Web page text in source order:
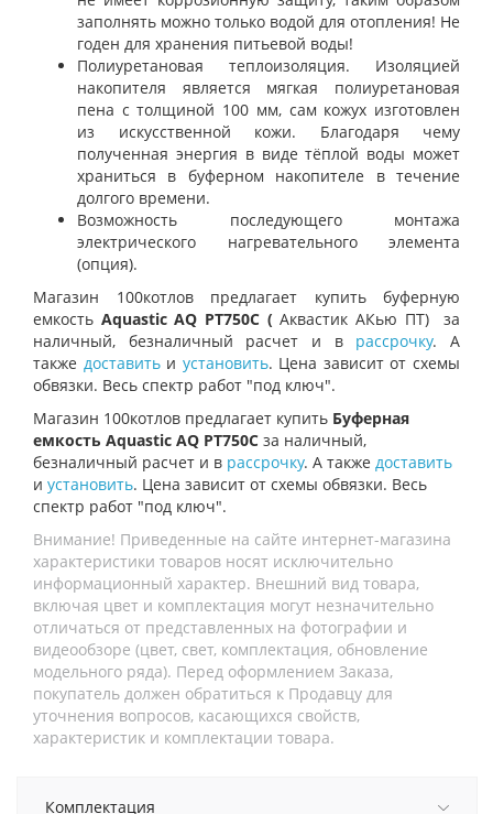
заполнять можно только водой для отопления! Не
годен для хранения питьевой воды!
Полиуретановая теплоизоляция. Изоляцией
накопителя является мягкая полиуретановая
пена с толщиной 100 мм, сам кожух изготовлен
из искусственной кожи. Благодаря чему
полученная энергия в виде тёплой воды может
храниться в буферном накопителе в течение
долгого времени.
Возможность последующего монтажа
электрического нагревательного элемента
(опция).
Магазин 100котлов предлагает купить буферную
емкость Aquastic AQ PT750С ( Аквастик АКью ПТ)
за
наличный, безналичный расчет и врассрочку. А
также доставить и установить. Цена зависит от схемы
обвязки. Весь спектр работ "под ключ".
Магазин 100котлов предлагает купить Буферная
емкость Aquastic AQ PT750C за наличный,
безналичный расчет и в рассрочку. А также доставить
и установить. Цена зависит от схемы обвязки. Весь
спектр работ "под ключ".
Внимание! Приведенные на сайте интернет-магазина
характеристики товаров носят исключительно
информационный характер. Внешний вид товара,
включая цвет и комплектация могут незначительно
отличаться от представленных на фотографии и
видеообзоре (цвет, свет, комплектация, обновление
модельного ряда). Перед оформлением Заказа,
покупатель должен обратиться к Продавцу для
уточнения вопросов, касающихся свойств,
характеристик и комплектации товара.
Комплектация